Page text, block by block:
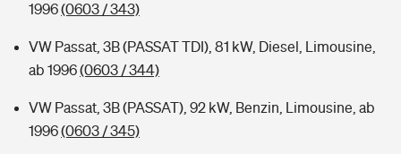
1996(0603 / 343)
VW Passat, 3B (PASSAT TDI), 81 kW, Diesel, Limousine,
ab 1996(0603 / 344)
VW Passat, 3B (PASSAT), 92 kW, Benzin, Limousine, ab
1996(0603 / 345)